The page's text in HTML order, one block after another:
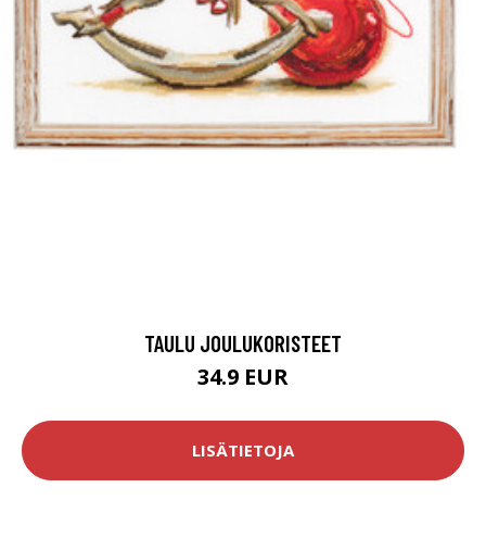
TAULU JOULUKORISTEET
34.9 EUR
LISÄTIETOJA